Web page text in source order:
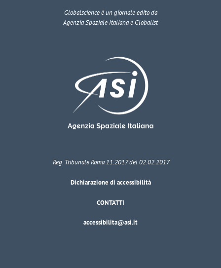
Globalscienceè un giornale edito da
Agenzia Spaziale Italiana e Globalist
Reg. Tribunale Roma 11.2017 del 02.02.2017
Dichiarazione di accessibilità
CONTATTI
accessibilita@asi.it